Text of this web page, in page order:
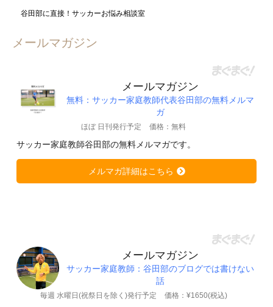
谷田部に直接！サッカーお悩み相談室
メールマガジン
メールマガジン
無料：サッカー家庭教師代表谷田部の無料メルマ
ガ
ほぼ 日刊発行予定 価格：無料
サッカー家庭教師谷田部の無料メルマガです。
メルマガ詳細はこちら
メールマガジン
サッカー家庭教師：谷田部のブログでは書けない
話
毎週 水曜日(祝祭日を除く)発行予定 価格：¥1650(税込)